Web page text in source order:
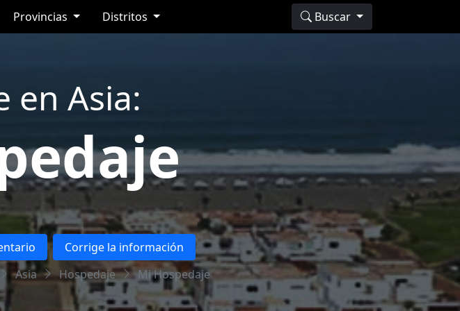
Provincias Distritos Buscar
en Asia:
Corrige la información
Asia Hospedaje Mi Hospedaje